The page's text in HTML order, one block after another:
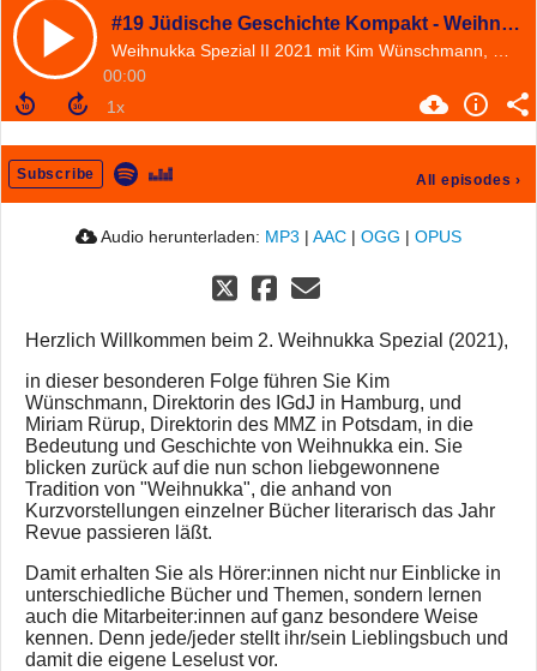
#19 Jüdische Geschichte Kompakt - Weihnukka Spezial II 2021
00:00
Subscribe All episodes ›
Audio herunterladen: MP3 | AAC | OGG | OPUS
Herzlich Willkommen beim 2. Weihnukka Spezial (2021),
in dieser besonderen Folge führen Sie Kim
Wünschmann, Direktorin des IGdJ in Hamburg, und
Miriam Rürup, Direktorin des MMZ in Potsdam, in die
Bedeutung und Geschichte von Weihnukka ein. Sie
blicken zurück auf die nun schon liebgewonnene
Tradition von "Weihnukka", die anhand von
Kurzvorstellungen einzelner Bücher literarisch das Jahr
Revue passieren läßt.
Damit erhalten Sie als Hörer:innen nicht nur Einblicke in
unterschiedliche Bücher und Themen, sondern lernen
auch die Mitarbeiter:innen auf ganz besondere Weise
kennen. Denn jede/jeder stellt ihr/sein Lieblingsbuch und
damit die eigene Leselust vor.